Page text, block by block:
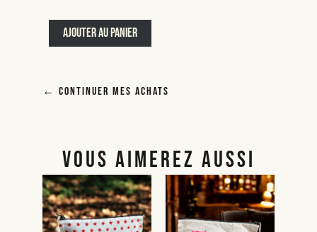
Elisabeth
Ajouter au panier
← Continuer mes achats
VOUS AIMEREZ AUSSI